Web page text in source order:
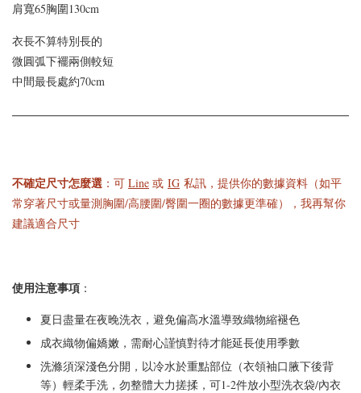
[C] 特惠免運✨890等級
搭深圓方領正肩短袖上
衣BraTop｜3色*3尺寸
加入購物車
肩寬65胸圍130cm
衣長不算特別長的
微圓弧下襬兩側較短
中間最長處約70cm
不確定尺寸怎麼選 ：可 Line 或 IG 私訊，提供你的數據資料（如平
常穿著尺寸或量測胸圍/高腰圍/臀圍一圈的數據更準確），我再幫你
建議適合尺寸
使用注意事項 ：
夏日盡量在夜晚洗衣，避免偏高水溫導致織物縮褪色
成衣織物偏嬌嫩，需耐心謹慎對待才能延長使用季數
洗滌須深淺色分開，以冷水於重點部位（衣領袖口腋下後背
等）輕柔手洗，勿整體大力搓揉，可1-2件放小型洗衣袋/內衣